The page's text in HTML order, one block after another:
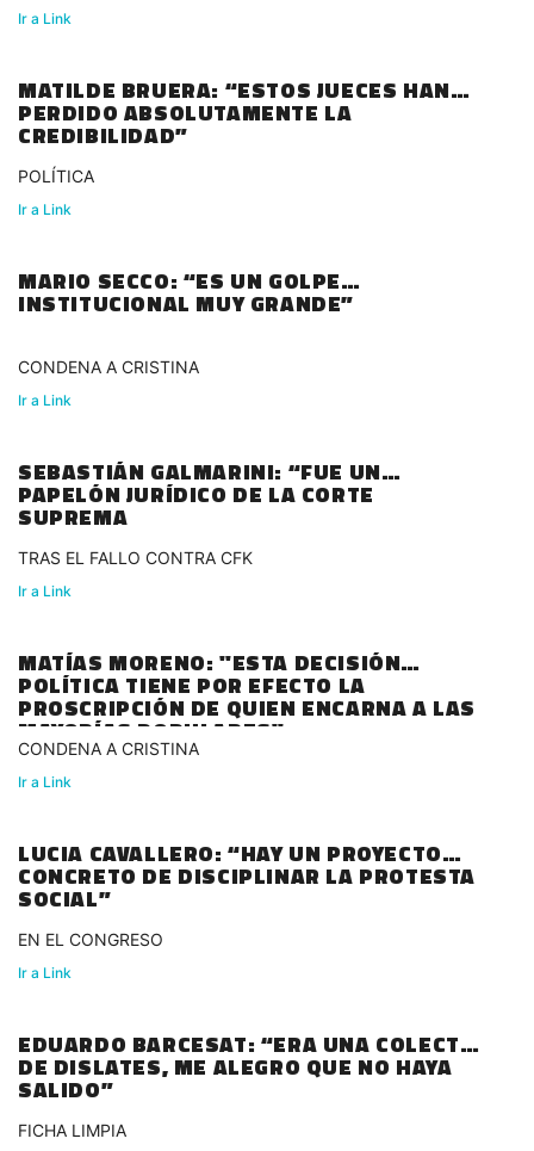
Ir a Link
MATILDE BRUERA: “ESTOS JUECES HAN
PERDIDO ABSOLUTAMENTE LA
CREDIBILIDAD”
POLÍTICA
Ir a Link
MARIO SECCO: “ES UN GOLPE
INSTITUCIONAL MUY GRANDE”
CONDENA A CRISTINA
Ir a Link
SEBASTIÁN GALMARINI: “FUE UN
PAPELÓN JURÍDICO DE LA CORTE
SUPREMA
TRAS EL FALLO CONTRA CFK
Ir a Link
MATÍAS MORENO: "ESTA DECISIÓN
POLÍTICA TIENE POR EFECTO LA
PROSCRIPCIÓN DE QUIEN ENCARNA A LAS
MAYORÍAS POPULARES"
CONDENA A CRISTINA
Ir a Link
LUCIA CAVALLERO: “HAY UN PROYECTO
CONCRETO DE DISCIPLINAR LA PROTESTA
SOCIAL”
EN EL CONGRESO
Ir a Link
EDUARDO BARCESAT: “ERA UNA COLECTA
DE DISLATES, ME ALEGRO QUE NO HAYA
SALIDO”
FICHA LIMPIA